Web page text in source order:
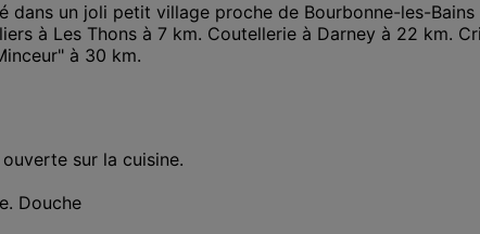
dans un joli petit village proche de Bourbonne-les-
à Les Thons à 7 km. Coutellerie à Darney à 22 km.
à 30 km.
sur la cuisine.
Douche